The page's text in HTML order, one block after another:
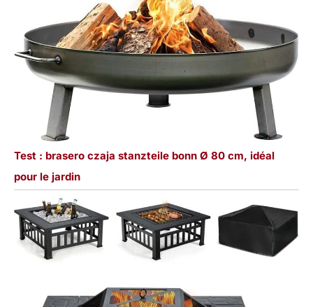
Test : brasero czaja stanzteile bonn Ø 80 cm, idéal
pour le jardin